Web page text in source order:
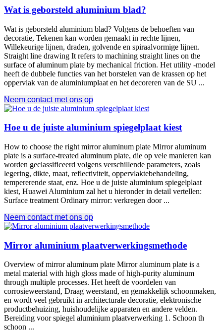
Wat is geborsteld aluminium blad?
Wat is geborsteld aluminium blad? Volgens de behoeften van
decoratie, Tekenen kan worden gemaakt in rechte lijnen,
Willekeurige lijnen, draden, golvende en spiraalvormige lijnen.
Straight line drawing It refers to machining straight lines on the
surface of aluminum plate by mechanical friction. Het utility -model
heeft de dubbele functies van het borstelen van de krassen op het
oppervlak van de aluminiumplaat en het decoreren van de SU ...
Neem contact met ons op
Hoe u de juiste aluminium spiegelplaat kiest
How to choose the right mirror aluminum plate Mirror aluminum
plate is a surface-treated aluminum plate, die op vele manieren kan
worden geclassificeerd volgens verschillende parameters, zoals
legering, dikte, maat, reflectiviteit, oppervlaktebehandeling,
tempererende staat, enz. Hoe u de juiste aluminium spiegelplaat
kiest, Huawei Aluminium zal het u hieronder in detail vertellen:
Surface treatment Ordinary mirror: verkregen door ...
Neem contact met ons op
Mirror aluminium plaatverwerkingsmethode
Overview of mirror aluminum plate Mirror aluminum plate is a
metal material with high gloss made of high-purity aluminum
through multiple processes. Het heeft de voordelen van
corrosieweerstand, Draag weerstand, en gemakkelijk schoonmaken,
en wordt veel gebruikt in architecturale decoratie, elektronische
productbehuizing, huishoudelijke apparaten en andere velden.
Bereiding voor spiegel aluminium plaatverwerking 1. Schoon th
schoon ...